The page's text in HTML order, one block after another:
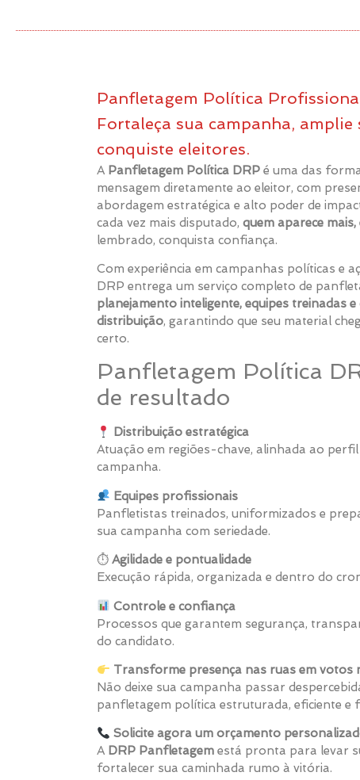
Panfletagem Política
Fortaleça sua campanha, amplie
conquiste eleitores.
A Panfletagem Política DRP é uma das
mensagem diretamente ao eleitor, com
abordagem estratégica e alto poder de
cada vez mais disputado, quem aparece
lembrado, conquista confiança.
Com experiência em campanhas políticas e
DRP entrega um serviço completo de
planejamento inteligente, equipes treinadas
distribuição, garantindo que seu material
certo.
Panfletagem Política
de resultado
Distribuição estratégica
Atuação em regiões-chave, alinhada ao
campanha.
Equipes profissionais
Panfletistas treinados, uniformizados e
sua campanha com seriedade.
⏱ Agilidade e pontualidade
Execução rápida, organizada e dentro do
Controle e confiança
Processos que garantem segurança,
do candidato.
Transforme presença nas ruas em votos
Não deixe sua campanha passar
panfletagem política estruturada, eficiente e
Solicite agora um orçamento
A DRP Panfletagem está pronta para levar
fortalecer sua caminhada rumo à vitória.